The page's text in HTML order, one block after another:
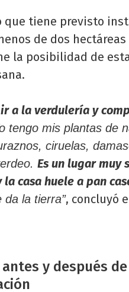
que tiene previsto
de dos
la posibilidad de
a la verdulería y
tengo mis plantas de
ciruelas,
Es un lugar muy
casa huele a pan
da la tierra”, concluyó
y después